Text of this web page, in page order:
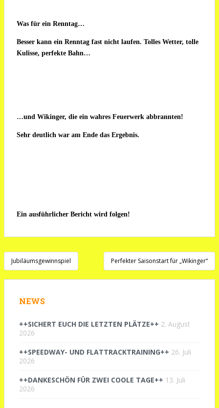
Was für ein Renntag…
Besser kann ein Renntag fast nicht laufen. Tolles Wetter, tolle
Kulisse, perfekte Bahn…
…und Wikinger, die ein wahres Feuerwerk abbrannten!
Sehr deutlich war am Ende das Ergebnis.
Ein ausführlicher Bericht wird folgen!
Beitragsnavigation
Jubiläumsgewinnspiel Perfekter Saisonstart für „Wikinger“
NEWS
++SICHERT EUCH DIE LETZTEN PLÄTZE++ 2. August
2026
++SPEEDWAY- UND FLATTRACKTRAINING++ 26. Juli
2026
++DANKESCHÖN FÜR ZWEI COOLE TAGE++ 13. Juli
2026